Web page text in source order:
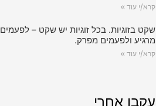
קרא/י עוד »
שקט בזוגיות. בכל זוגיות יש שקט – לפעמים
מרגיע ולפעמים מפרק.
קרא/י עוד »
עקבו אחרי